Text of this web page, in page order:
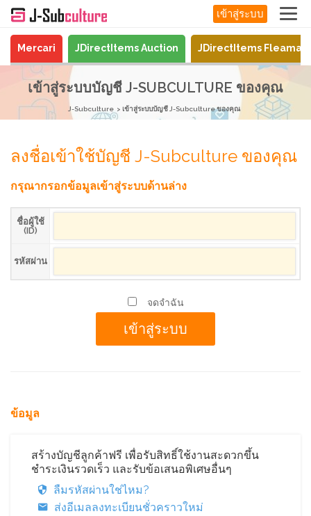
เข้าสู่ระบบ
Mercari JDirectItems Auction JDirectItems
เข้าสู่ระบบบัญชี J-SUBCULTURE ของคุณ
J-Subculture เข้าสู่ระบบบัญชี J-Subculture ของคุณ
ลงชื่อเข้าใช้บัญชี J-Subculture ของคุณ
กรุณากรอกข้อมูลเข้าสู่ระบบด้านล่าง
ชื่อผู้ใช้
(ID)
รหัสผ่าน
จดจำฉัน
ข้อมูล
สร้างบัญชีลูกค้าฟรี เพื่อรับสิทธิ์ใช้งานสะดวกขึ้น
ชำระเงินรวดเร็ว และรับข้อเสนอพิเศษอื่นๆ
ลืมรหัสผ่านใช่ไหม?
ส่งอีเมลลงทะเบียนชั่วคราวใหม่